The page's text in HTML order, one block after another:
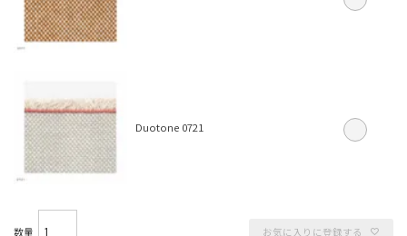
Duotone 0721
お気に入りに登録する